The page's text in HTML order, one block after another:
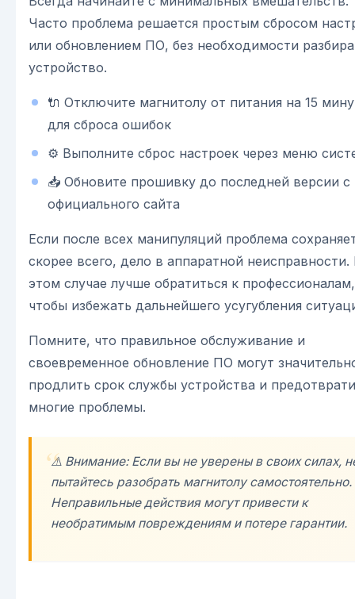
Часто проблема решается простым сбросом
или обновлением ПО, без необходимости
устройство.
🔌 Отключите магнитолу от питания на 15
для сброса ошибок
⚙️ Выполните сброс настроек через меню
📥 Обновите прошивку до последней версии с
официального сайта
Если после всех манипуляций проблема
скорее всего, дело в аппаратной неисправности.
этом случае лучше обратиться к профессионалам,
чтобы избежать дальнейшего усугубления
Помните, что правильное обслуживание и
своевременное обновление ПО могут
продлить срок службы устройства и
многие проблемы.
⚠️ Внимание: Если вы не уверены в своих силах,
пытайтесь разобрать магнитолу самостоятельно.
Неправильные действия могут привести к
необратимым повреждениям и потере гарантии.